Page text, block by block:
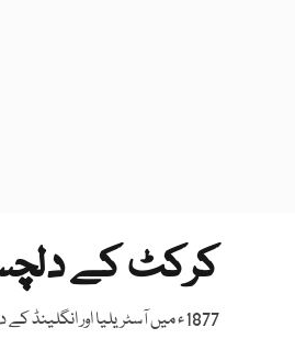
کرکٹ کے
1877ء میں آسٹریلیا اور انگلینڈ کے درمیان میلبورن کرکٹ کی تاریخ کا پہلا ٹیسٹ میچ کھیلا گیا۔